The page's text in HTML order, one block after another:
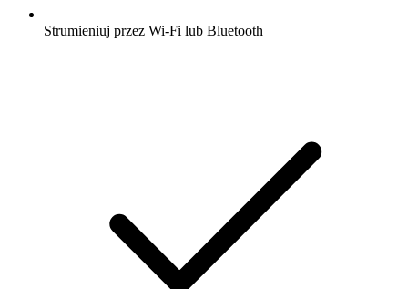
Strumieniuj przez Wi-Fi lub Bluetooth